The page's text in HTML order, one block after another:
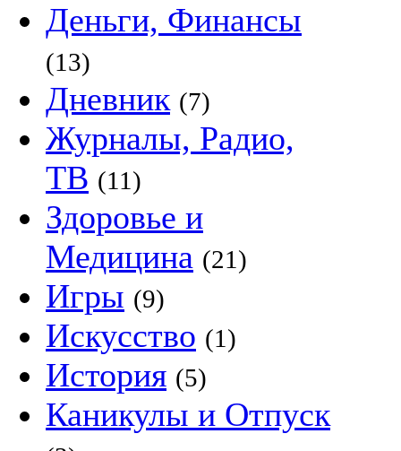
Деньги, Финансы
(13)
Дневник (7)
Журналы, Радио,
ТВ (11)
Здоровье и
Медицина (21)
Игры (9)
Искусство (1)
История (5)
Каникулы и Отпуск